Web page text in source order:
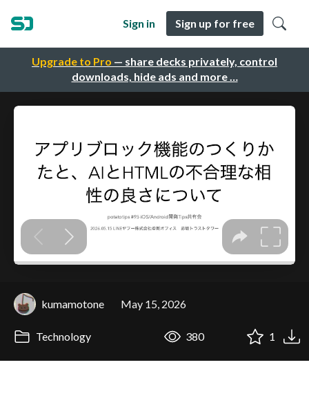
Upgrade to Pro — share decks privately, control
downloads, hide ads and more …
Sign in Sign up for free
kumamotone May 15, 2026
Technology 380 1